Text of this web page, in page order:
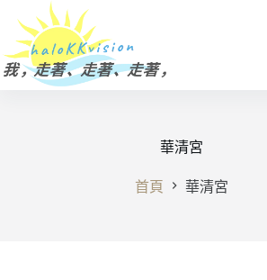
主
要
華清宮
首頁 華清宮